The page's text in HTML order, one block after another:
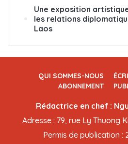
Une exposition
les relations
Laos
QUI SOMMES-NOUS
ABONNEMENT
Rédactrice en chef :
Adresse : 79, rue Ly Thuong
Permis de publication :